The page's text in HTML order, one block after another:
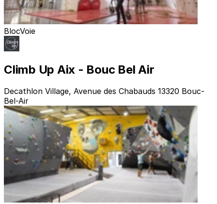
BlocVoie
Climb Up Aix - Bouc Bel Air
Decathlon Village, Avenue des Chabauds 13320 Bouc-
Bel-Air